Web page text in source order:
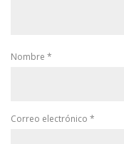
Nombre *
Correo electrónico *